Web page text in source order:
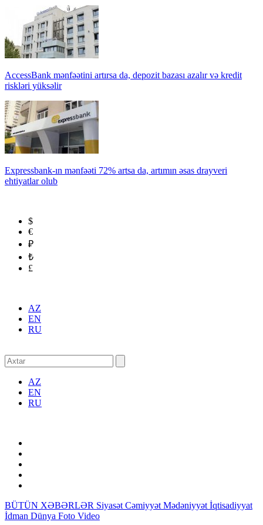
AccessBank mənfəətini artırsa da, depozit bazası azalır və kredit
riskləri yüksəlir
Expressbank-ın mənfəəti 72% artsa da, artımın əsas drayveri
ehtiyatlar olub
$
€
₽
₺
£
AZ
EN
RU
AZ
EN
RU
BÜTÜN XƏBƏRLƏR Siyasət Cəmiyyət Mədəniyyət İqtisadiyyat
İdman Dünya Foto Video